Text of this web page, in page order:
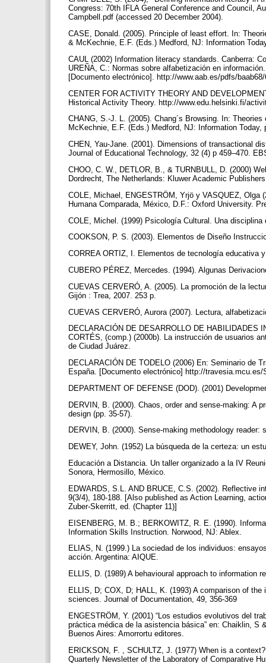
Congress: 70th IFLA General Conference and Council,
Campbell.pdf (accessed 20 December 2004).
CASE, Donald. (2005). Principle of least effort. In:
& McKechnie, E.F. (Eds.) Medford, NJ: Information
CAUL (2002) Information literacy standards. Canberra:
UREÑA, C.: Normas sobre alfabetización en
[Documento electrónico]. http://www.aab.es/pdfs/
CENTER FOR ACTIVITY THEORY AND
Historical Activity Theory. http://www.edu.helsinki.fi/
CHANG, S.-J. L. (2005). Chang´s Browsing. In:
McKechnie, E.F. (Eds.) Medford, NJ: Information Today,
CHEN, Yau-Jane. (2001). Dimensions of transactional
Journal of Educational Technology, 32 (4) p 459–470.
CHOO, C. W., DETLOR, B., & TURNBULL, D. (2000)
Dordrecht, The Netherlands: Kluwer Academic
COLE, Michael, ENGESTRÖM, Yrjö y VASQUEZ, Olga
Humana Comparada, México, D.F.: Oxford University.
COLE, Michel. (1999) Psicología Cultural. Una
COOKSON, P. S. (2003). Elementos de Diseño
CORREA ORTIZ, I. Elementos de tecnología educativa
CUBERO PÉREZ, Mercedes. (1994). Algunas
CUEVAS CERVERÓ, A. (2005). La promoción de la
Gijón : Trea, 2007. 253 p.
CUEVAS CERVERÓ, Aurora (2007). Lectura,
DECLARACIÓN DE DESARROLLO DE HABILIDADES
CORTÉS, (comp.) (2000b). La instrucción de usuarios
de Ciudad Juárez.
DECLARACIÓN DE TODELO (2006) En: Seminario de
España. [Documento electrónico] http://
DEPARTMENT OF DEFENSE (DOD). (2001)
DERVIN, B. (2000). Chaos, order and sense-making: A
design (pp. 35-57).
DERVIN, B. (2000). Sense-making methodology
DEWEY, John. (1952) La búsqueda de la certeza: un
Educación a Distancia. Un taller organizado a la IV
Sonora, Hermosillo, México.
EDWARDS, S.L. AND BRUCE, C.S. (2002). Reflective
9(3/4), 180-188. [Also published as Action Learning,
Zuber-Skerritt, ed. (Chapter 11)]
EISENBERG, M. B.; BERKOWITZ, R. E. (1990).
Information Skills Instruction. Norwood, NJ: Ablex.
ELIAS, N. (1999.) La sociedad de los individuos:
acción. Argentina: AIQUE.
ELLIS, D. (1989) A behavioural approach to information
ELLIS, D; COX, D; HALL, K. (1993) A comparison of
sciences. Journal of Documentation, 49, 356-369
ENGESTRÖM, Y. (2001) “Los estudios evolutivos del
práctica médica de la asistencia básica” en: Chaiklin,
Buenos Aires: Amorrortu editores.
ERICKSON, F. , SCHULTZ, J. (1977) When is a
Quarterly Newsletter of the Laboratory of Comparative